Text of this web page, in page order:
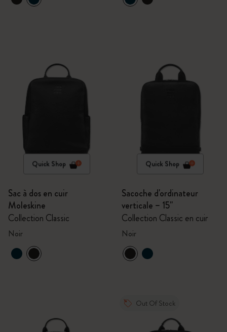
Quick Shop
Sac à dos en cuir
Moleskine
Collection Classic
Noir
Quick Shop
Sacoche d'ordinateur
verticale – 15''
Collection Classic en cuir
Noir
Out Of Stock